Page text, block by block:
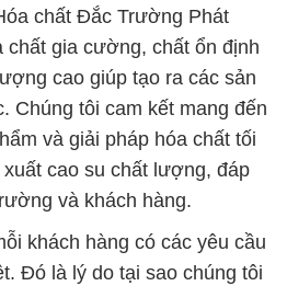
chất Đắc Trường Phát
chất gia cường, chất ổn định
cao giúp tạo ra các sản
Chúng tôi cam kết mang đến
và giải pháp hóa chất tối
cao su chất lượng, đáp
và khách hàng.
khách hàng có các yêu cầu
Đó là lý do tại sao chúng tôi